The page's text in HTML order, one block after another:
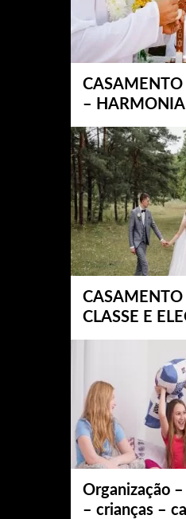
– HARMONIA
CASAMENTO
CLASSE E
Organização
– crianças –